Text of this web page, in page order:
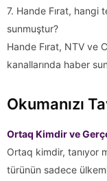
7. Hande Fırat, hangi
sunmuştur?
Hande Fırat, NTV ve
kanallarında haber
Okumanızı
Ortaq Kimdir ve
Ortaq kimdir, tanıyor
türünün sadece